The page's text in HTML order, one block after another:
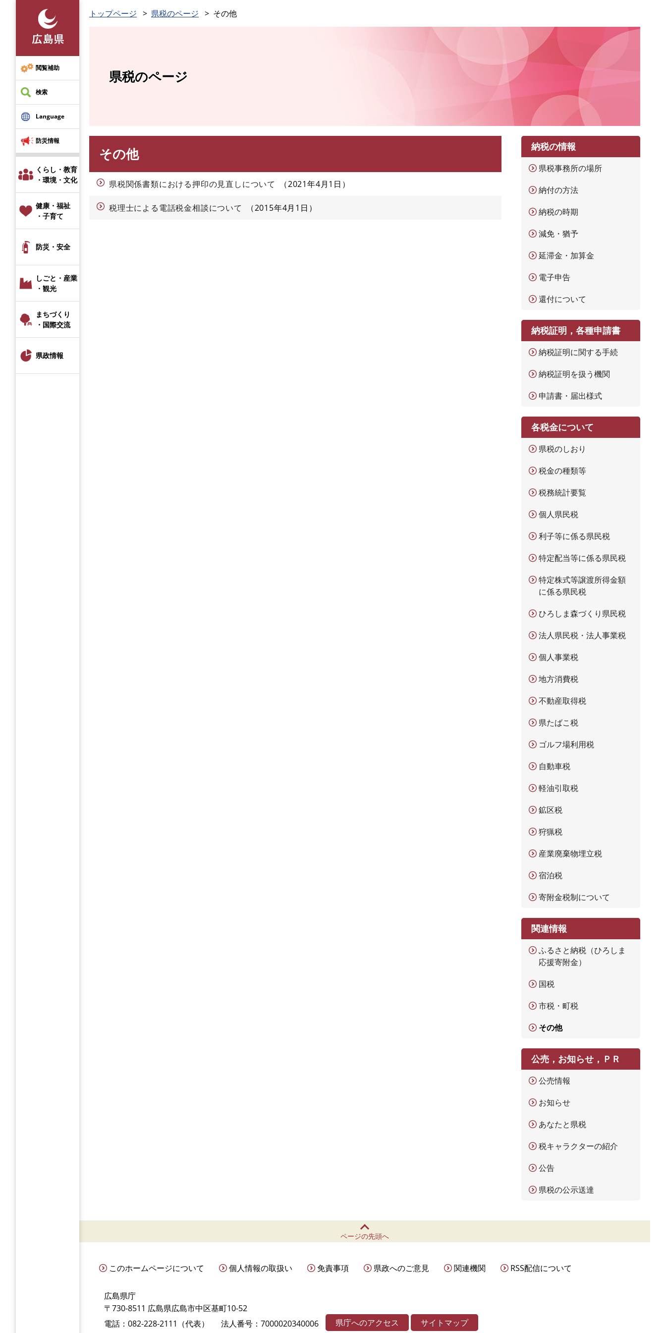
先
頭
で
す
閲覧補助
検索
Language
防災情報
くらし・教育
・環境・文化
健康・福祉
・子育て
防災・安全
しごと・産業
・観光
まちづくり
・国際交流
県政情報
トップページ 県税のページ その他
県税のページ
その他
県税関係書類における押印の見直しについて 2021年4月1日
税理士による電話税金相談について 2015年4月1日
納税の情報
県税事務所の場所
納付の方法
納税の時期
減免・猶予
延滞金・加算金
電子申告
還付について
納税証明，各種申請書
納税証明に関する手続
納税証明を扱う機関
申請書・届出様式
各税金について
県税のしおり
税金の種類等
税務統計要覧
個人県民税
利子等に係る県民税
特定配当等に係る県民税
特定株式等譲渡所得金額
に係る県民税
ひろしま森づくり県民税
法人県民税・法人事業税
個人事業税
地方消費税
不動産取得税
県たばこ税
ゴルフ場利用税
自動車税
軽油引取税
鉱区税
狩猟税
産業廃棄物埋立税
宿泊税
寄附金税制について
関連情報
ふるさと納税（ひろしま
応援寄附金）
国税
市税・町税
その他
公売，お知らせ，ＰＲ
公売情報
お知らせ
あなたと県税
税キャラクターの紹介
公告
県税の公示送達
ページの先頭へ
このホームページについて 個人情報の取扱い 免責事項 県政へのご意見 関連機関 RSS配信について
広島県庁
〒730-8511 広島県広島市中区基町10-52
電話：082-228-2111（代表）
法人番号：7000020340006 県庁へのアクセス サイトマップ